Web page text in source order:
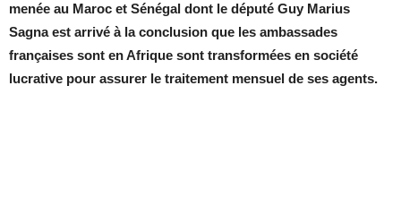
menée au Maroc et Sénégal dont le député Guy Marius
Sagna est arrivé à la conclusion que les ambassades
françaises sont en Afrique sont transformées en société
lucrative pour assurer le traitement mensuel de ses agents.